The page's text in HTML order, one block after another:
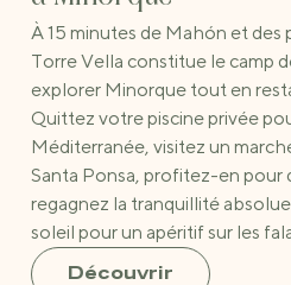
À 15 minutes de Mahón et des
Torre Vella constitue le camp
explorer Minorque tout en
Quittez votre piscine privée
Méditerranée, visitez un
Santa Ponsa, profitez-en pour
regagnez la tranquillité
soleil pour un apéritif sur les
Découvrir